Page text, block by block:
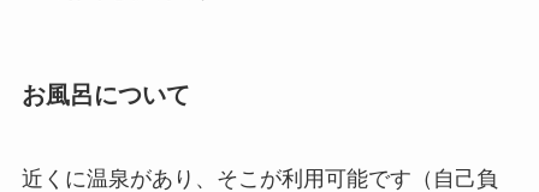
お風呂について
近くに温泉があり、そこが利用可能です（自己負